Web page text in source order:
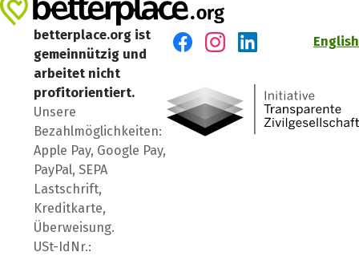
betterplace.org ist
gemeinnützig und
arbeitet nicht
profitorientiert.
Unsere
Bezahlmöglichkeiten:
Apple Pay, Google Pay,
PayPal, SEPA
Lastschrift,
Kreditkarte,
Überweisung.
USt-IdNr.:
English